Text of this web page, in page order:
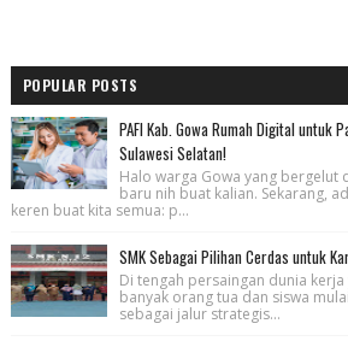
POPULAR POSTS
PAFI Kab. Gowa Rumah Digital untuk
Sulawesi Selatan!
Halo warga Gowa yang bergelut
baru nih buat kalian. Sekarang,
keren buat kita semua: p...
SMK Sebagai Pilihan Cerdas untuk
Di tengah persaingan dunia
banyak orang tua dan siswa
sebagai jalur strategis...